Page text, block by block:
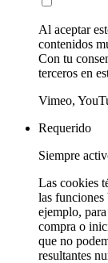
Al aceptar
contenidos
Con tu
terceros en
Vimeo,
Requerido
Siempre
Las cookies
las funciones
ejemplo,
compra o
que no
resultantes